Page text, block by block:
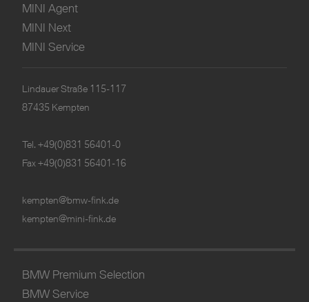
MINI Agent
MINI Next
MINI Service
Lindauer Straße 115-117
87435 Kempten
Tel. +49(0)831 56401-0
Fax +49(0)831 56401-16
kempten@bmw-fink.de
kempten@mini-fink.de
BMW Premium Selection
BMW Service